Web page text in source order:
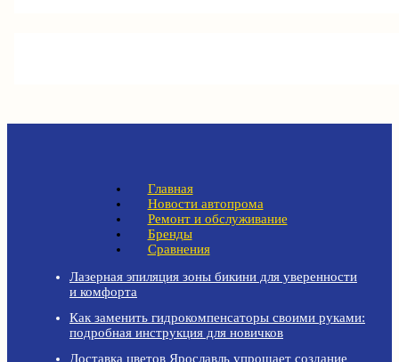
Главная
Новости автопрома
Ремонт и обслуживание
Бренды
Сравнения
Лазерная эпиляция зоны бикини для уверенности
и комфорта
Как заменить гидрокомпенсаторы своими руками:
подробная инструкция для новичков
Доставка цветов Ярославль упрощает создание